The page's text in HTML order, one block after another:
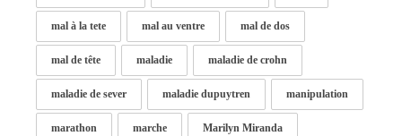
mal à la tete mal au ventre mal de dos
mal de tête maladie maladie de crohn
maladie de sever maladie dupuytren manipulation
marathon marche Marilyn Miranda